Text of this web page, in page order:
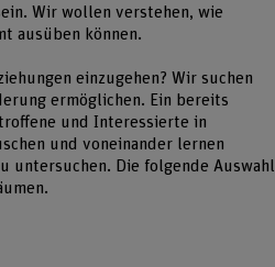
Wir wollen verstehen, wie
ausüben können.
einzugehen? Wir suchen
ermöglichen. Ein bereits
und Interessierte in
und voneinander lernen
untersuchen. Die folgende Auswahl